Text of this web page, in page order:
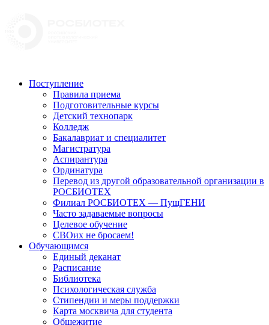
Поступление
Правила приема
Подготовительные курсы
Детский технопарк
Колледж
Бакалавриат и специалитет
Магистратура
Аспирантура
Ординатура
Перевод из другой образовательной организации в
РОСБИОТЕХ
Филиал РОСБИОТЕХ — ПущГЕНИ
Часто задаваемые вопросы
Целевое обучение
СВОих не бросаем!
Обучающимся
Единый деканат
Расписание
Библиотека
Психологическая служба
Стипендии и меры поддержки
Карта москвича для студента
Общежитие